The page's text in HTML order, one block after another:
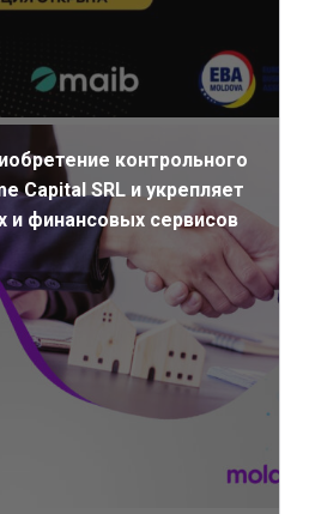
контрольного
Capital SRL и укрепляет
и финансовых сервисов